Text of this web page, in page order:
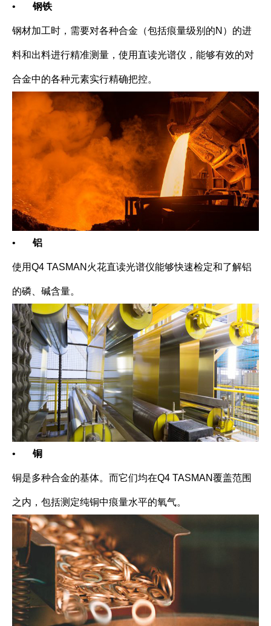
• 钢铁
钢材加工时，需要对各种合金（包括痕量级别的N）的进
料和出料进行精准测量，使用直读光谱仪，能够有效的对
合金中的各种元素实行精确把控。
• 铝
使用Q4 TASMAN火花直读光谱仪能够快速检定和了解铝
的磷、碱含量。
• 铜
铜是多种合金的基体。而它们均在Q4 TASMAN覆盖范围
之内，包括测定纯铜中痕量水平的氧气。